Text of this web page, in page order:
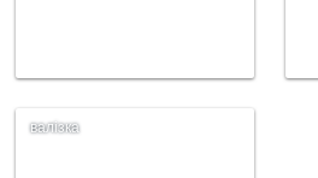
валізка